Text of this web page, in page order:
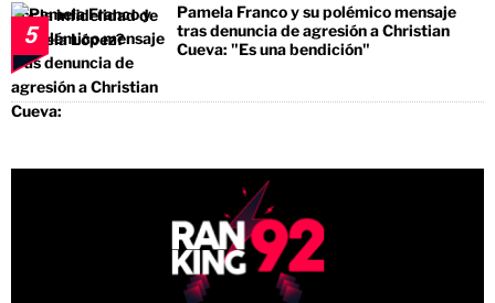
5
Pamela Franco y su polémico mensaje
tras denuncia de agresión a Christian
Cueva: "Es una bendición"